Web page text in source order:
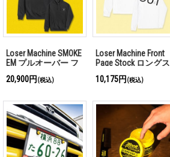
Loser Machine SMOKE
EM プルオーバー フ
20,900円(税込)
Loser Machine Front
Page Stock ロングス
10,175円(税込)